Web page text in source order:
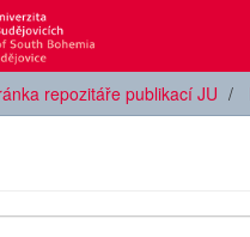
repozitáře publikací JU